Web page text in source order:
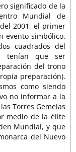
significado de la
Mundial de
2001, el primer
evento simbólico.
cuadrados del
tenían que ser
del trono
preparación).
como siendo
no informar a la
Torres Gemelas
medio de la élite
Mundial, y que
del Nuevo